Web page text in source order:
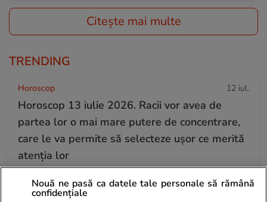
Citește mai multe
TRENDING
Horoscop 12 iul.
Horoscop 13 iulie 2026. Racii vor avea de
partea lor o mai mare putere de concentrare,
care le va permite să selecteze ușor ce merită
atenția lor
Știri România
Nouă ne pasă ca datele tale personale să rămână
confidențiale